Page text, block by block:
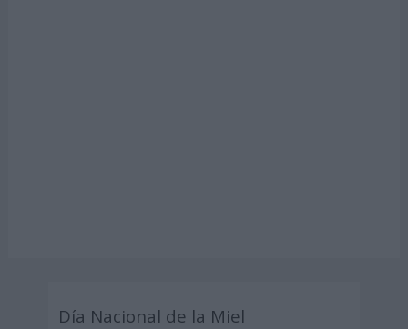
Día Nacional de la Miel